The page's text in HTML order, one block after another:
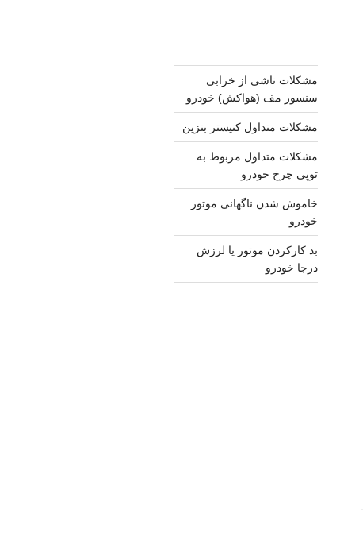
مشکلات ناشی از خرابی
سنسور مف (هواکش) خودرو
مشکلات متداول کنیستر بنزین
مشکلات متداول مربوط به
توپی چرخ خودرو
خاموش شدن ناگهانی موتور
خودرو
بد کارکردن موتور یا لرزش
درجا خودرو